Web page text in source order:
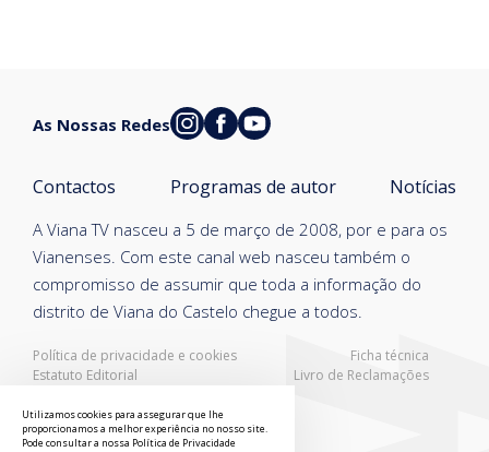
Política de privacidade e cookies
Ficha técnica
Estatuto Editorial
Livro de Reclamações
A Viana TV nasceu a 5 de março de 2008, por e para os
Vianenses. Com este canal web nasceu também o
compromisso de assumir que toda a informação do
distrito de Viana do Castelo chegue a todos.
Contactos Programas de autor Notícias
As Nossas Redes
Utilizamos cookies para assegurar que lhe
proporcionamos a melhor experiência no nosso site.
Pode consultar a nossa Política de Privacidade